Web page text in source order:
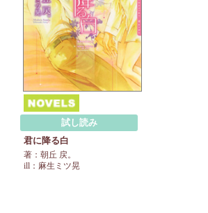
試し読み
君に降る白
著：朝丘 戻。
ill：麻生ミツ晃